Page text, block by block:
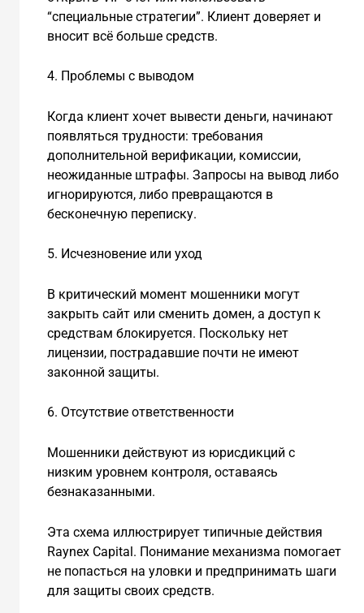
“специальные стратегии”. Клиент доверяет и
вносит всё больше средств.
4. Проблемы с выводом
Когда клиент хочет вывести деньги, начинают
появляться трудности: требования
дополнительной верификации, комиссии,
неожиданные штрафы. Запросы на вывод либо
игнорируются, либо превращаются в
бесконечную переписку.
5. Исчезновение или уход
В критический момент мошенники могут
закрыть сайт или сменить домен, а доступ к
средствам блокируется. Поскольку нет
лицензии, пострадавшие почти не имеют
законной защиты.
6. Отсутствие ответственности
Мошенники действуют из юрисдикций с
низким уровнем контроля, оставаясь
безнаказанными.
Эта схема иллюстрирует типичные действия
Raynex Capital. Понимание механизма помогает
не попасться на уловки и предпринимать шаги
для защиты своих средств.